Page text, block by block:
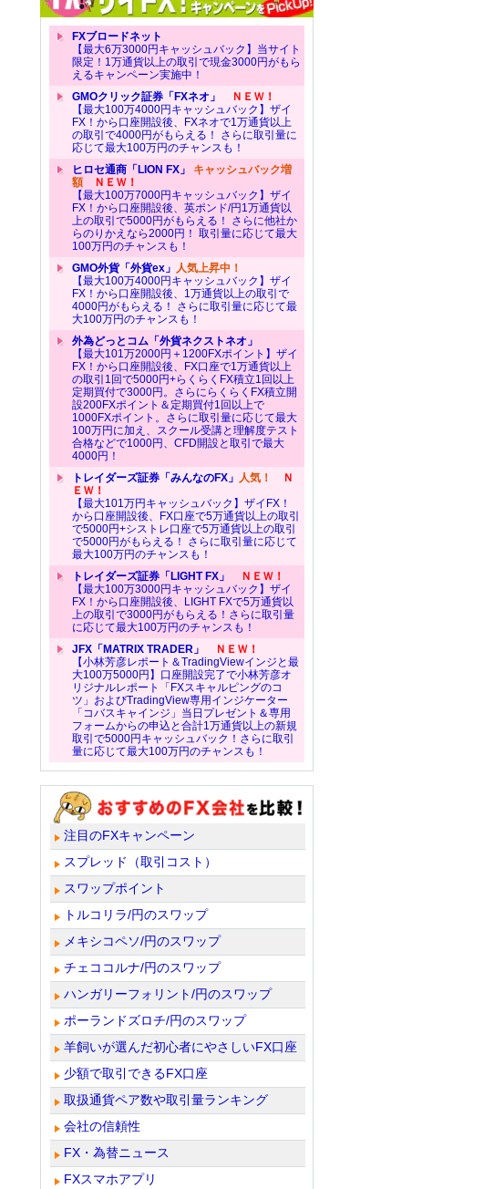
FXブロードネット
【最大6万3000円キャッシュバック】当サイト
限定！1万通貨以上の取引で現金3000円がもら
えるキャンペーン実施中！
GMOクリック証券「FXネオ」
ＮＥＷ！
【最大100万4000円キャッシュバック】ザイ
FX！から口座開設後、FXネオで1万通貨以上
の取引で4000円がもらえる！ さらに取引量に
応じて最大100万円のチャンスも！
ヒロセ通商「LION FX」 キャッシュバック増
額ＮＥＷ！
【最大100万7000円キャッシュバック】ザイ
FX！から口座開設後、英ポンド/円1万通貨以
上の取引で5000円がもらえる！ さらに他社か
らのりかえなら2000円！ 取引量に応じて最大
100万円のチャンスも！
GMO外貨「外貨ex」 人気上昇中！
【最大100万4000円キャッシュバック】ザイ
FX！から口座開設後、1万通貨以上の取引で
4000円がもらえる！ さらに取引量に応じて最
大100万円のチャンスも！
外為どっとコム「外貨ネクストネオ」
【最大101万2000円＋1200FXポイント】ザイ
FX！から口座開設後、FX口座で1万通貨以上
の取引1回で5000円+らくらくFX積立1回以上
定期買付で3000円。さらにらくらくFX積立開
設200FXポイント＆定期買付1回以上で
1000FXポイント。さらに取引量に応じて最大
100万円に加え、スクール受講と理解度テスト
合格などで1000円、CFD開設と取引で最大
4000円！
トレイダーズ証券「みんなのFX」 人気！
Ｎ
ＥＷ！
【最大101万円キャッシュバック】ザイFX！
から口座開設後、FX口座で5万通貨以上の取引
で5000円+シストレ口座で5万通貨以上の取引
で5000円がもらえる！ さらに取引量に応じて
最大100万円のチャンスも！
トレイダーズ証券「LIGHT FX」
ＮＥＷ！
【最大100万3000円キャッシュバック】ザイ
FX！から口座開設後、LIGHT FXで5万通貨以
上の取引で3000円がもらえる！さらに取引量
に応じて最大100万円のチャンスも！
JFX「MATRIX TRADER」
ＮＥＷ！
【小林芳彦レポート＆TradingViewインジと最
大100万5000円】口座開設完了で小林芳彦オ
リジナルレポート「FXスキャルピングのコ
ツ」およびTradingView専用インジケーター
「コバスキャインジ」当日プレゼント＆専用
フォームからの申込と合計1万通貨以上の新規
取引で5000円キャッシュバック！さらに取引
量に応じて最大100万円のチャンスも！
注目のFXキャンペーン
スプレッド（取引コスト）
スワップポイント
トルコリラ/円のスワップ
メキシコペソ/円のスワップ
チェココルナ/円のスワップ
ハンガリーフォリント/円のスワップ
ポーランドズロチ/円のスワップ
羊飼いが選んだ初心者にやさしいFX口座
少額で取引できるFX口座
取扱通貨ペア数や取引量ランキング
会社の信頼性
FX・為替ニュース
FXスマホアプリ